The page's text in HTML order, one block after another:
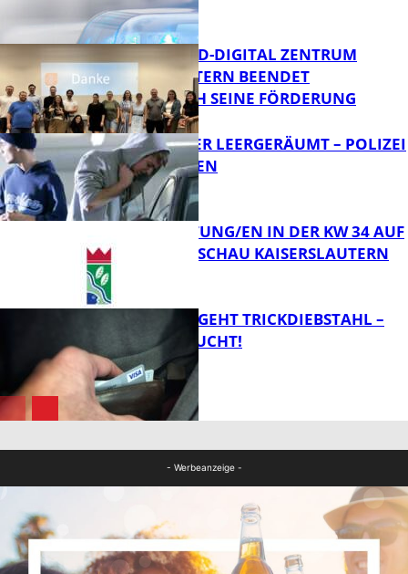
FB News
FB News
MITTELSTAND-DIGITAL ZENTRUM
KAISERSLAUTERN BEENDET
ERFOLGREICH SEINE FÖRDERUNG
TRANSPORTER LEERGERÄUMT – POLIZEI
SUCHT ZEUGEN
FB Kultur
VERANSTALTUNG/EN IN DER KW 34 AUF
DER GARTENSCHAU KAISERSLAUTERN
PÄRCHEN BEGEHT TRICKDIEBSTAHL –
ZEUGEN GESUCHT!
- Werbeanzeige -